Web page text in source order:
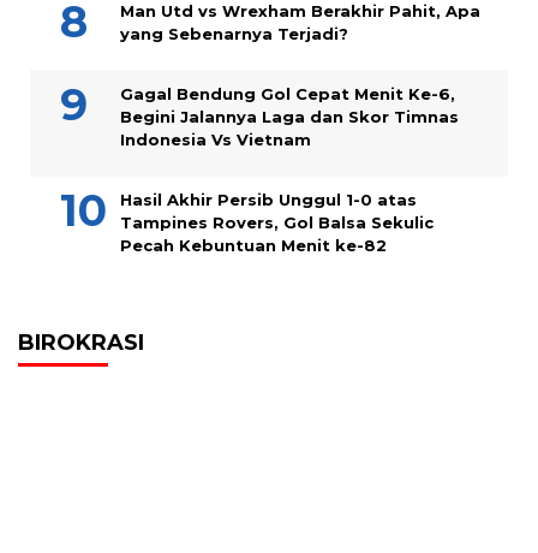
Man Utd vs Wrexham Berakhir Pahit, Apa
yang Sebenarnya Terjadi?
Gagal Bendung Gol Cepat Menit Ke-6,
Begini Jalannya Laga dan Skor Timnas
Indonesia Vs Vietnam
Hasil Akhir Persib Unggul 1-0 atas
Tampines Rovers, Gol Balsa Sekulic
Pecah Kebuntuan Menit ke-82
BIROKRASI